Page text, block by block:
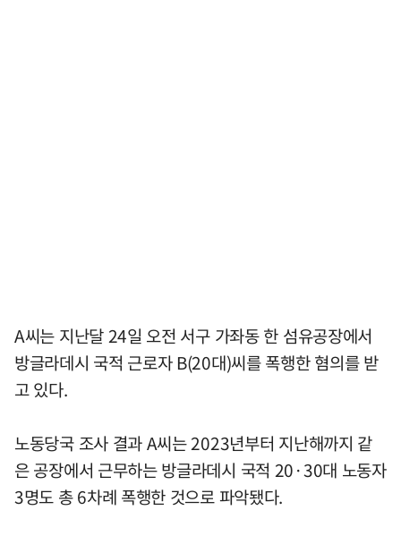
A씨는 지난달 24일 오전 서구 가좌동 한 섬유공장에서
방글라데시 국적 근로자 B(20대)씨를 폭행한 혐의를 받
고 있다.
노동당국 조사 결과 A씨는 2023년부터 지난해까지 같
은 공장에서 근무하는 방글라데시 국적 20·30대 노동자
3명도 총 6차례 폭행한 것으로 파악됐다.